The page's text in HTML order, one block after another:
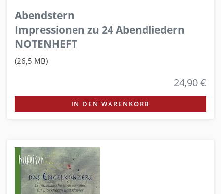
Abendstern
Impressionen zu 24 Abendliedern
NOTENHEFT
(26,5 MB)
24,90 €
IN DEN WARENKORB